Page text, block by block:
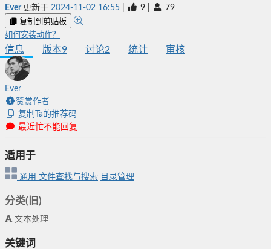
Ever 更新于 2024-11-02 16:55 9 79
复制到剪贴板
如何安装动作？
信息 版本9 讨论2 统计 审核
Ever
赞赏作者
复制Ta的推荐码
最近忙不能回复
适用于
通用 文件查找与搜索 目录管理
分类(旧)
文本处理
关键词